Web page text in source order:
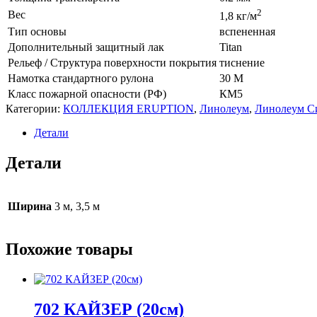
Вес
1,8 кг/м2
Тип основы
вспененная
Дополнительный защитный лак
Titan
Рельеф / Структура поверхности покрытия тиснение
Намотка стандартного рулона
30 М
Класс пожарной опасности (РФ)
КМ5
Категории: КОЛЛЕКЦИЯ ERUPTION, Линолеум, Линолеум
Детали
Детали
Ширина 3 м, 3,5 м
Похожие товары
702 КАЙЗЕР (20см)